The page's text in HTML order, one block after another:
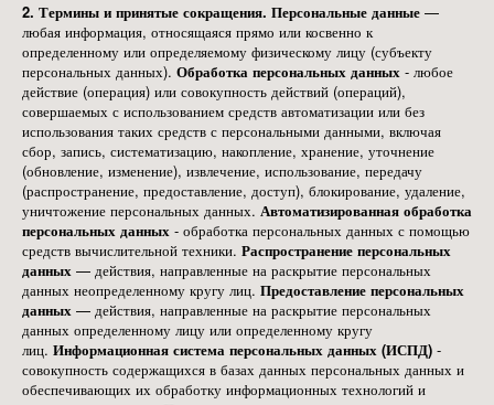
2. Термины и принятые сокращения. Персональные данные —
любая информация, относящаяся прямо или косвенно к
определенному или определяемому физическому лицу (субъекту
персональных данных). Обработка персональных данных - любое
действие (операция) или совокупность действий (операций),
совершаемых с использованием средств автоматизации или без
использования таких средств с персональными данными, включая
сбор, запись, систематизацию, накопление, хранение, уточнение
(обновление, изменение), извлечение, использование, передачу
(распространение, предоставление, доступ), блокирование, удаление,
уничтожение персональных данных. Автоматизированная обработка
персональных данных - обработка персональных данных с помощью
средств вычислительной техники. Распространение персональных
данных — действия, направленные на раскрытие персональных
данных неопределенному кругу лиц. Предоставление персональных
данных — действия, направленные на раскрытие персональных
данных определенному лицу или определенному кругу
лиц. Информационная система персональных данных (ИСПД) -
совокупность содержащихся в базах данных персональных данных и
обеспечивающих их обработку информационных технологий и